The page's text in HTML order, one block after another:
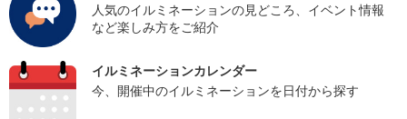
人気のイルミネーションの見どころ、イベント情報
など楽しみ方をご紹介
イルミネーションカレンダー
今、開催中のイルミネーションを日付から探す